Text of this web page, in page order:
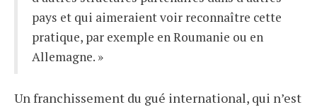
pays et qui aimeraient voir reconnaître cette
pratique, par exemple en Roumanie ou en
Allemagne. »
Un franchissement du gué international, qui n’est